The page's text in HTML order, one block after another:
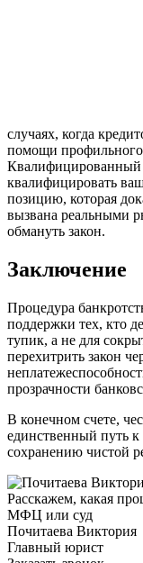
случаях, когда
помощи
Квалифицированный
квалифицировать
позицию, которая
вызвана реальными
обмануть закон.
Заключение
Процедура
поддержки тех, кто
тупик, а не для
перехитрить закон
прозрачности
В конечном счете,
единственный путь
сохранению чистой
Расскажем, какая
МФЦ или суд
Почитаева Виктория
Главный юрист